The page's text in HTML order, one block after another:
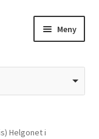
Meny
Helgonet i